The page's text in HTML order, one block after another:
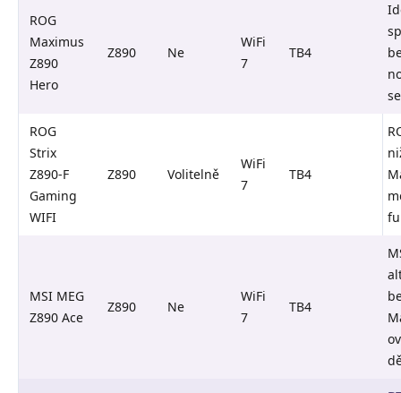
ROG
Maximus
Z890
Hero
Z890 Ne
WiFi
7
TB4
ROG
Strix
Z890-F
Gaming
WIFI
Z890 Volitelně
WiFi
7
TB4
MSI MEG
Z890 Ace
Z890 Ne
WiFi
7
TB4